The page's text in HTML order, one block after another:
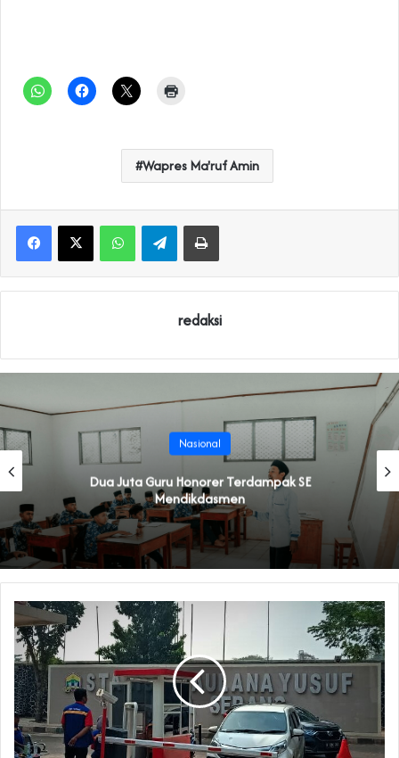
Wapres Ma'ruf Amin
WhatsAppTelegramPrint
redaksi
Nasional
Dua Juta Guru Honorer Terdampak SE
Mendikdasmen